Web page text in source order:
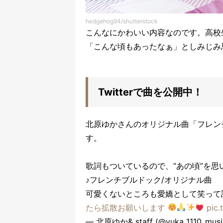
hedgehog94/shutterstock
こんなにかわいい内容なのです。高
「こんな頃もあったなぁ」としみじ
Twitterで曲を公開中！
北原ゆかさんのオリジナル曲「フレ
す。
歌詞もついているので、“あの頃”を
♪フレンチブルドック/オリジナル曲
可愛くないところも愛嬌として笑っ
たら拡散お願いします